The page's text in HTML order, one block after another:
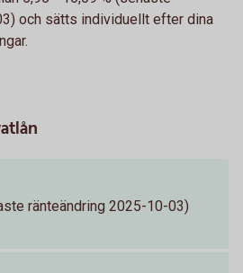
och sätts individuellt efter dina
ränteändring 2025-10-03)